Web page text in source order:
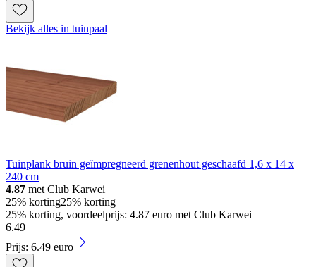
Bekijk alles in tuinpaal
Tuinplank bruin geïmpregneerd grenenhout geschaafd 1,6 x 14 x
240 cm
4.87 met Club Karwei
25% korting25% korting
25% korting, voordeelprijs: 4.87 euro met Club Karwei
6.49
Prijs: 6.49 euro